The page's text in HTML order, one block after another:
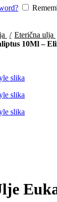
Eterična ulja
10Ml –